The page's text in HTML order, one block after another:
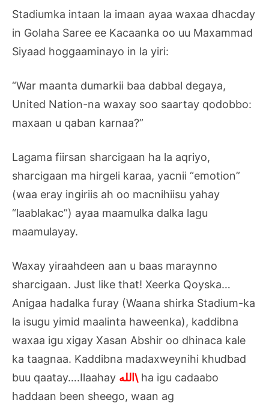
Stadiumka intaan la imaan ayaa waxaa dhacday
in Golaha Saree ee Kacaanka oo uu Maxammad
Siyaad hoggaaminayo in la yiri:
“War maanta dumarkii baa dabbal degaya,
United Nation-na waxay soo saartay qodobbo:
maxaan u qaban karnaa?”
Lagama fiirsan sharcigaan ha la aqriyo,
sharcigaan ma hirgeli karaa, yacnii “emotion”
(waa eray ingiriis ah oo macnihiisu yahay
“laablakac”) ayaa maamulka dalka lagu
maamulayay.
Waxay yiraahdeen aan u baas maraynno
sharcigaan. Just like that! Xeerka Qoyska…
Anigaa hadalka furay (Waana shirka Stadium-ka
la isugu yimid maalinta haweenka), kaddibna
waxaa igu xigay Xasan Abshir oo dhinaca kale
ka taagnaa. Kaddibna madaxweynihi khudbad
buu qaatay….Ilaahay
الله\ ha igu cadaabo
haddaan been sheego, waan ag